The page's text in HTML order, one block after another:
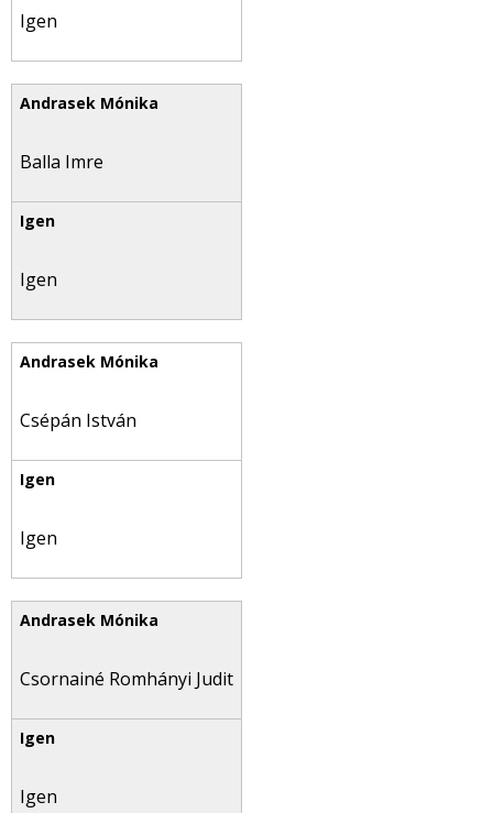
Igen
Balla Imre
Igen
Csépán István
Igen
Csornainé Romhányi Judit
Igen